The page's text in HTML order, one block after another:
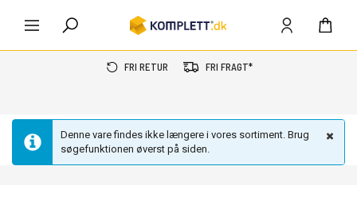
FRI RETUR FRI FRAGT*
Denne vare findes ikke længere i vores sortiment. Brug
søgefunktionen øverst på siden.